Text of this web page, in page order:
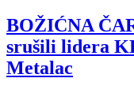
BOŽIĆNA
srušili lidera
Metalac